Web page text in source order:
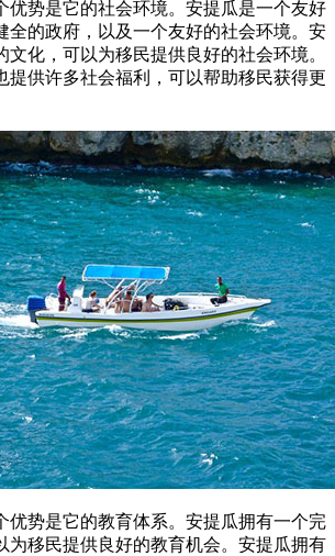
优势是它的社会环境。安提瓜是一个友好
全的政府，以及一个友好的社会环境。安
文化，可以为移民提供良好的社会环境。
提供许多社会福利，可以帮助移民获得更
优势是它的教育体系。安提瓜拥有一个完
为移民提供良好的教育机会。安提瓜拥有